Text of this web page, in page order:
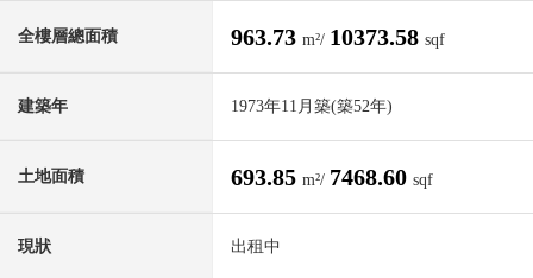
全樓層總面積 963.73 m²/ 10373.58 sqf
建築年 1973年11月築(築52年)
土地面積 693.85 m²/ 7468.60 sqf
現狀 出租中